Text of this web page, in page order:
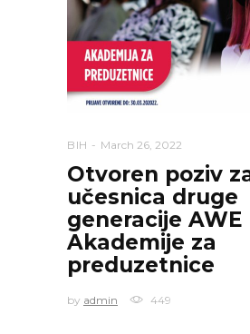
BIH March 26, 2022
Otvoren poziv
učesnica druge
generacije AWE
Akademije za
preduzetnice
by admin 449